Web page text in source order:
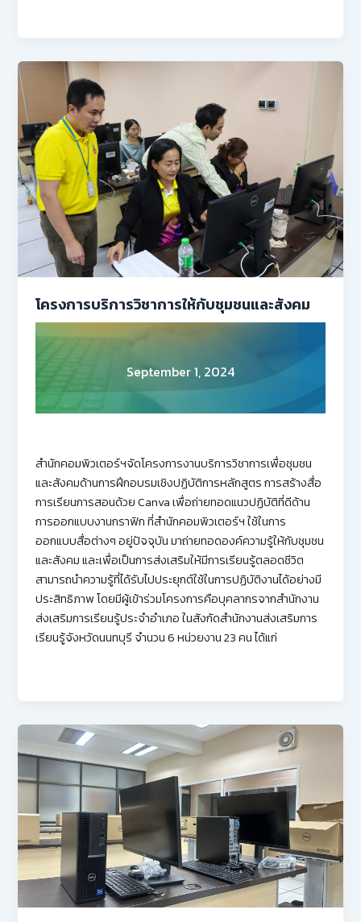
โครงการบริการวิชาการให้กับชุมชนและสังคม
September 1, 2024
สำนักคอมพิวเตอร์ฯจัดโครงการงานบริการวิชาการเพื่อชุมชน
และสังคมด้านการฝึกอบรมเชิงปฏิบัติการหลักสูตร การสร้างสื่อ
การเรียนการสอนด้วย Canva เพื่อถ่ายทอดแนวปฏิบัติที่ดีด้าน
การออกแบบงานกราฟิก ที่สำนักคอมพิวเตอร์ฯ ใช้ในการ
ออกแบบสื่อต่างๆ อยู่ปัจจุบัน มาถ่ายทอดองค์ความรู้ให้กับชุมชน
และสังคม และเพื่อเป็นการส่งเสริมให้มีการเรียนรู้ตลอดชีวิต
สามารถนำความรู้ที่ได้รับไปประยุกต์ใช้ในการปฏิบัติงานได้อย่างมี
ประสิทธิภาพ โดยมีผู้เข้าร่วมโครงการคือบุคลากรจากสำนักงาน
ส่งเสริมการเรียนรู้ประจำอำเภอ ในสังกัดสำนักงานส่งเสริมการ
เรียนรู้จังหวัดนนทบุรี จำนวน 6 หน่วยงาน 23 คน ได้แก่